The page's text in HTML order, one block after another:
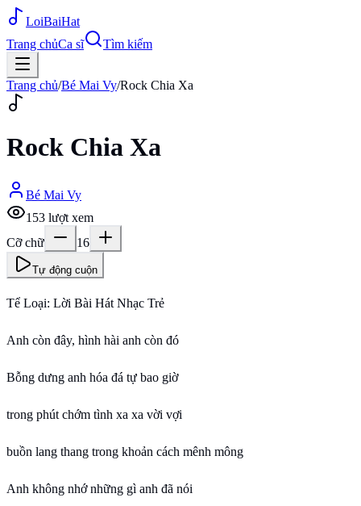
LoiBaiHat
Trang chủCa sĩ Tìm kiếm
Trang chủ/Bé Mai Vy/Rock Chia Xa
Rock Chia Xa
Bé Mai Vy
153 lượt xem
Cỡ chữ
16
Tự động cuộn
Tể Loại: Lời Bài Hát Nhạc Trẻ
Anh còn đây, hình hài anh còn đó
Bỗng dưng anh hóa đá tự bao giờ
trong phút chớm tình xa xa vời vợi
buồn lang thang trong khoản cách mênh mông
Anh không nhớ những gì anh đã nói